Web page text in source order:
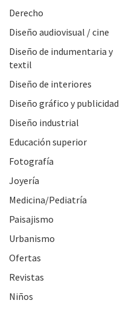
Derecho
Diseño audiovisual / cine
Diseño de indumentaria y
textil
Diseño de interiores
Diseño gráfico y publicidad
Diseño industrial
Educación superior
Fotografía
Joyería
Medicina/Pediatría
Paisajismo
Urbanismo
Ofertas
Revistas
Niños